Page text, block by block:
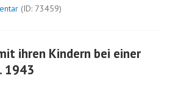
(ID: 73459)
ihren Kindern bei einer
1943